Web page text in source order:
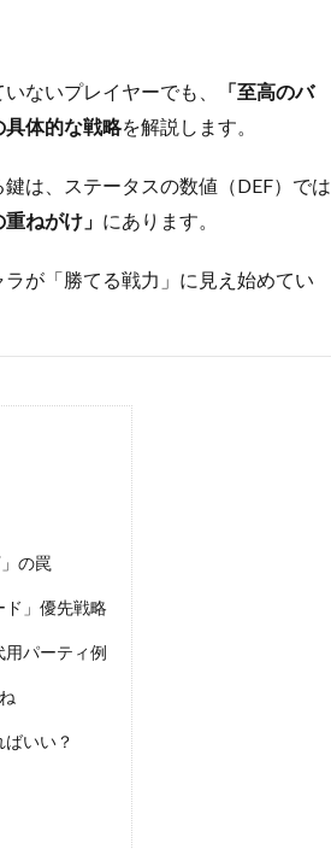
ないプレイヤーでも、
「至高のバ
具体的な戦略を解説します。
は、ステータスの数値（DEF）では
ねがけ」 にあります。
が「勝てる戦力」に見え始めてい
の罠
ド」優先戦略
用パーティ例
いい？